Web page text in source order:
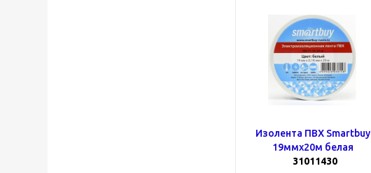
Изолента ПВХ Smartbuy
19ммх20м белая
31011430